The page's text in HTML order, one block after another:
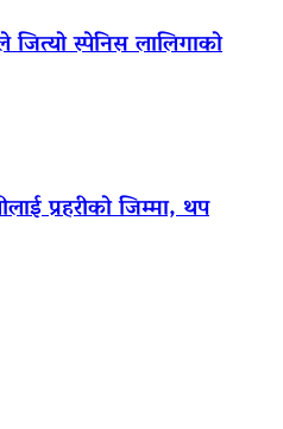
स्पेनिस लालिगाको
प्रहरीको जिम्मा, थप